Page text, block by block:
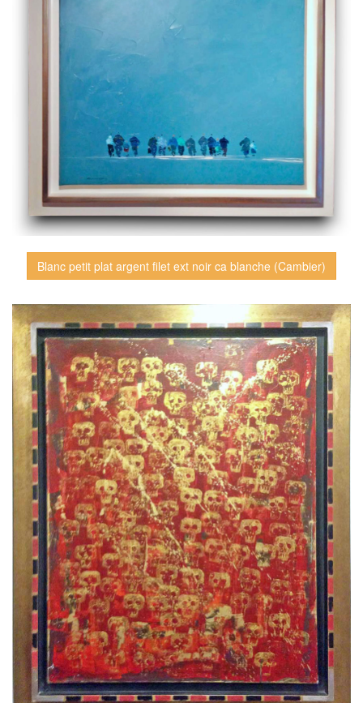
Blanc petit plat argent filet ext noir ca blanche (Cambier)